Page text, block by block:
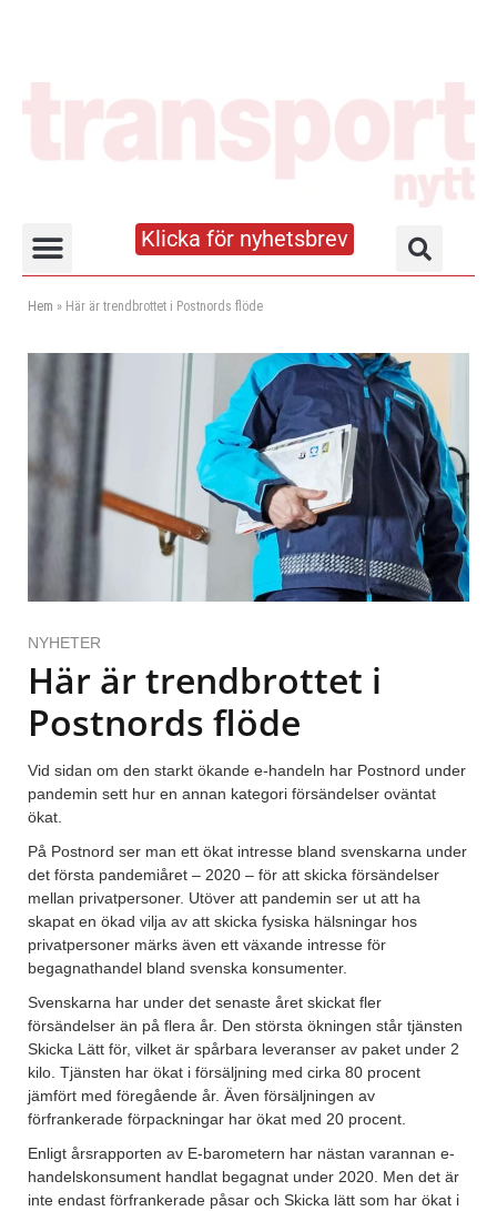
Klicka för nyhetsbrev
Hem » Här är trendbrottet i Postnords flöde
NYHETER
Här är trendbrottet i
Postnords flöde
Vid sidan om den starkt ökande e-handeln har Postnord under
pandemin sett hur en annan kategori försändelser oväntat
ökat.
På Postnord ser man ett ökat intresse bland svenskarna under
det första pandemiåret – 2020 – för att skicka försändelser
mellan privatpersoner. Utöver att pandemin ser ut att ha
skapat en ökad vilja av att skicka fysiska hälsningar hos
privatpersoner märks även ett växande intresse för
begagnathandel bland svenska konsumenter.
Svenskarna har under det senaste året skickat fler
försändelser än på flera år. Den största ökningen står tjänsten
Skicka Lätt för, vilket är spårbara leveranser av paket under 2
kilo. Tjänsten har ökat i försäljning med cirka 80 procent
jämfört med föregående år. Även försäljningen av
förfrankerade förpackningar har ökat med 20 procent.
Enligt årsrapporten av E-barometern har nästan varannan e-
handelskonsument handlat begagnat under 2020. Men det är
inte endast förfrankerade påsar och Skicka lätt som har ökat i